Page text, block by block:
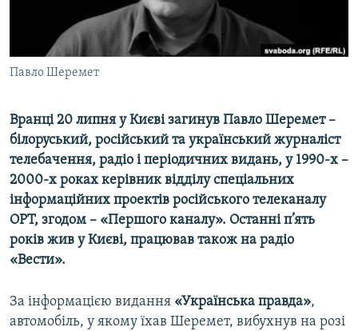
ВІДЕОУРОКИ «ELIFBE»
СВІДЧЕННЯ ОКУПАЦІЇ
УКРАЇНСЬКА ПРОБЛЕМА КРИМУ
Русский
Qırımtatar
Усі сайти RFE/RL
Павло Шеремет
Вранці 20 липня у Києві загинув Павло Шеремет –
білоруський, російський та український журналіст
телебачення, радіо і періодичних видань, у 1990-х –
2000-х роках керівник відділу спеціальних
інформаційних проектів російського телеканалу
ОРТ, згодом – «Першого каналу». Останні п’ять
років жив у Києві, працював також на радіо
«Вести».​
За інформацією видання «Українська правда»,
автомобіль, у якому їхав Шеремет, вибухнув на розі